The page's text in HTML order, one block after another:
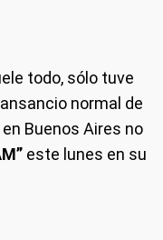
todo, sólo tuve
normal de
Buenos Aires no
este lunes en su